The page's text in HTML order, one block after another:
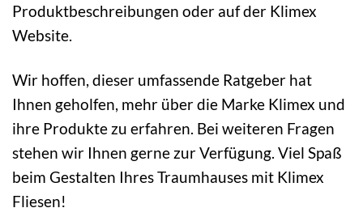
Produktbeschreibungen oder auf der Klimex
Website.
Wir hoffen, dieser umfassende Ratgeber hat
Ihnen geholfen, mehr über die Marke Klimex und
ihre Produkte zu erfahren. Bei weiteren Fragen
stehen wir Ihnen gerne zur Verfügung. Viel Spaß
beim Gestalten Ihres Traumhauses mit Klimex
Fliesen!